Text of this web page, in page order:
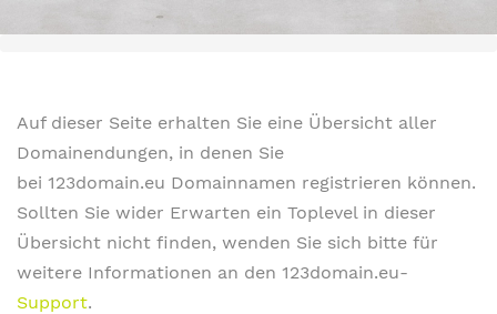
Auf dieser Seite erhalten Sie eine Übersicht aller
Domainendungen, in denen Sie
bei 123domain.eu Domainnamen registrieren können.
Sollten Sie wider Erwarten ein Toplevel in dieser
Übersicht nicht finden, wenden Sie sich bitte für
weitere Informationen an den 123domain.eu-
Support.